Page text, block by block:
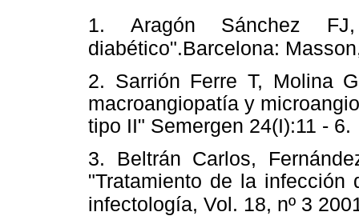
1. Aragón Sánchez
diabético".Barcelona:
2. Sarrión Ferre T, Molina
macroangiopatía y
tipo II" Semergen 24(I):11 - 6.
3. Beltrán Carlos,
"Tratamiento de la infección
infectología, Vol. 18, nº 3